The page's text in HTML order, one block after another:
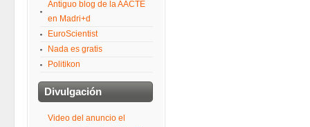
Antiguo blog de la AACTE
en Madri+d
EuroScientist
Nada es gratis
Politikon
Divulgación
Video del anuncio el